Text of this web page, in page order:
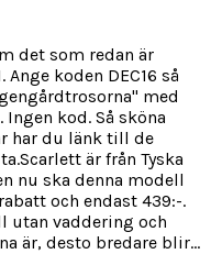
det som redan är
koden DEC16 så
med
kod. Så sköna
har du länk till de
är från Tyska
nu ska denna modell
och endast 439:-.
utan vaddering och
är, desto bredare blir...